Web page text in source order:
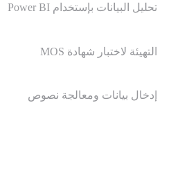
تحليل البيانات بإستخدام Power BI
التهيئة لاختبار شهادة MOS
إدخال بيانات ومعالجة نصوص